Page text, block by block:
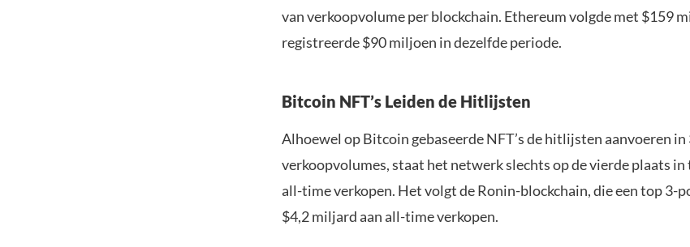
van verkoopvolume per blockchain. Ethereum volgde met $159
registreerde $90 miljoen in dezelfde periode.
Bitcoin NFT’s Leiden de Hitlijsten
Alhoewel op Bitcoin gebaseerde NFT’s de hitlijsten aanvoeren in
verkoopvolumes, staat het netwerk slechts op de vierde plaats
all-time verkopen. Het volgt de Ronin-blockchain, die een top 3-
$4,2 miljard aan all-time verkopen.